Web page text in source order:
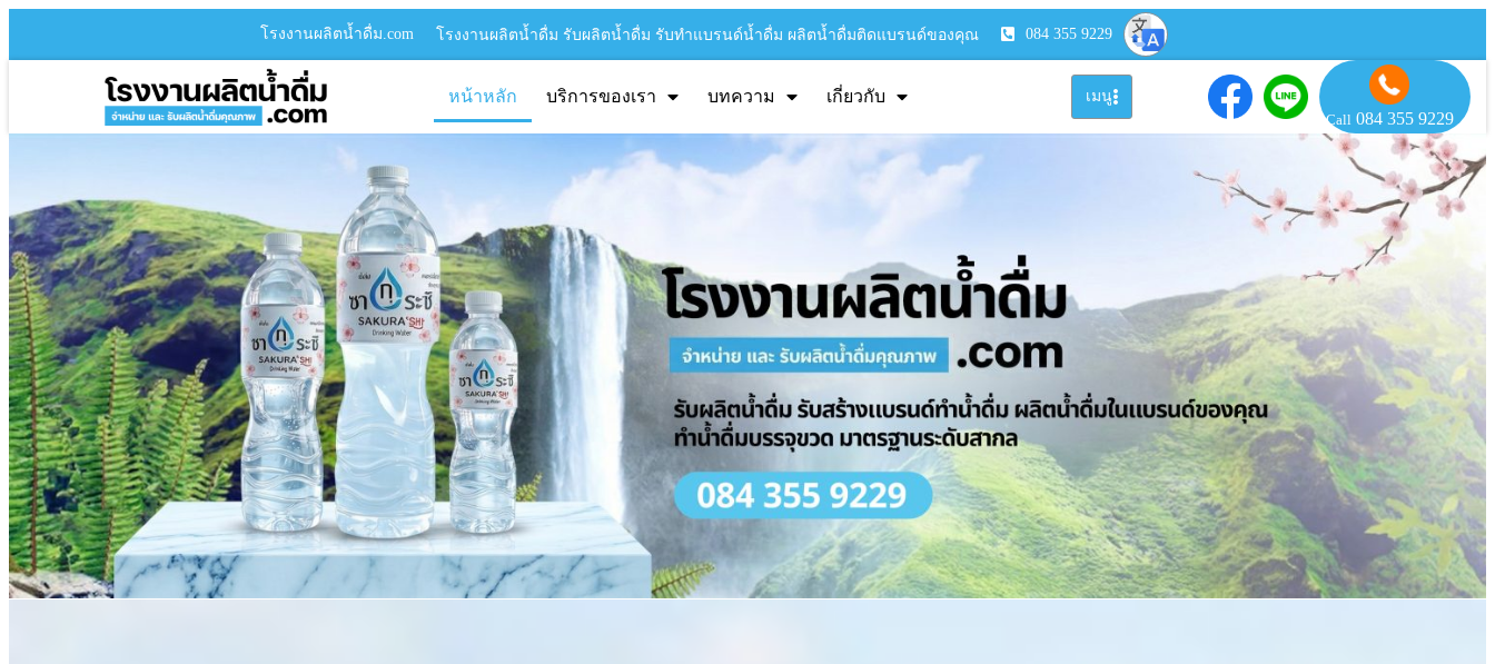
โรงงานผลิตน้ำดื่ม.com โรงงานผลิตน้ำดื่ม รับผลิตน้ำดื่ม รับทำแบรนด์น้ำดื่ม ผลิตน้ำดื่มติดแบรนด์ของคุณ 084 355 9229
หน้าหลัก บริการของเรา บทความ เกี่ยวกับ
เมนู
Call 084 355 9229